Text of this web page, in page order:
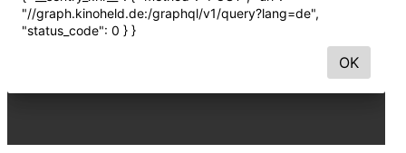
Nächster Monat